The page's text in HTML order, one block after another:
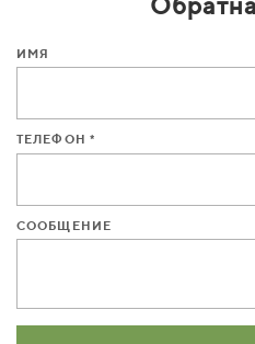
ИМЯ
ТЕЛЕФОН *
СООБЩЕНИЕ